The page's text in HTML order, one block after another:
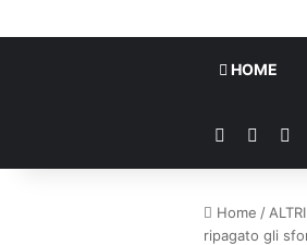
HOME
Facebook
Home /
ripagato gli